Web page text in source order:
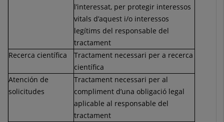
l’interessat, per protegir interessos
vitals d’aquest i/o interessos
legítims del responsable del
tractament
Recerca científica
Tractament necessari per a recerca
científica
Atención de
solicitudes
Tractament necessari per al
compliment d’una obligació legal
aplicable al responsable del
tractament